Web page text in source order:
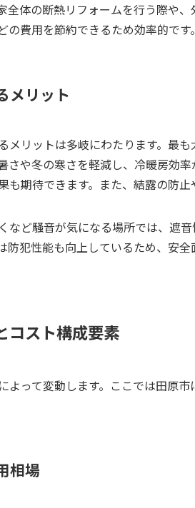
全体の断熱リフォームを行う際や
費用を節約できるため効率的です。
メリット
メリットは多岐にわたります。最
さや冬の寒さを軽減し、冷暖房効
も期待できます。また、結露の防止
など騒音が気になる場所では、遮
犯性能も向上しているため、安全
コスト構成要素
よって変動します。ここでは田原
相場